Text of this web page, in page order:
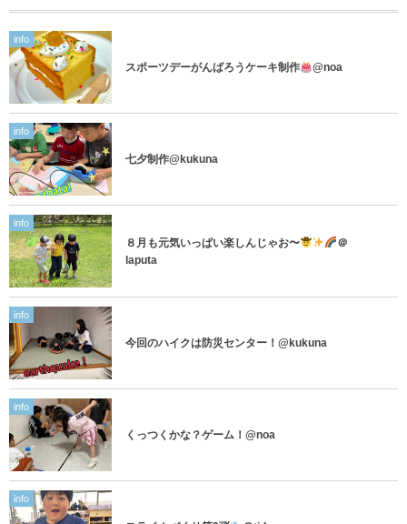
info
スポーツデーがんばろうケーキ制作 @noa
info
七夕制作@kukuna
info
８月も元気いっぱい楽しんじゃお〜
＠
laputa
info
今回のハイクは防災センター！@kukuna
info
くっつくかな？ゲーム！@noa
info